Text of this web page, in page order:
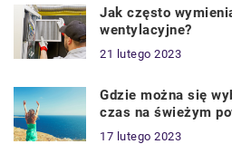
Jak często
wentylacyjne?
21 lutego 2023
Gdzie można się
czas na świeżym
17 lutego 2023